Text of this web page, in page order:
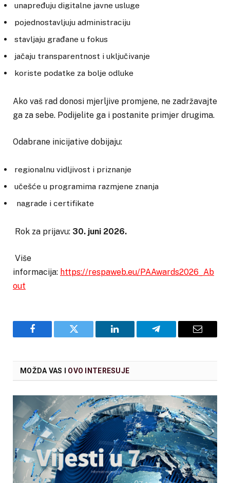
unapređuju digitalne javne usluge
pojednostavljuju administraciju
stavljaju građane u fokus
jačaju transparentnost i uključivanje
koriste podatke za bolje odluke
Ako vaš rad donosi mjerljive promjene, ne zadržavajte
ga za sebe. Podijelite ga i postanite primjer drugima.
Odabrane inicijative dobijaju:
regionalnu vidljivost i priznanje
učešće u programima razmjene znanja
nagrade i certifikate
Rok za prijavu: 30. juni 2026.
Više
informacija: https://respaweb.eu/PAAwards2026_Ab
out
Facebook Twitter LinkedIn Telegram Email
MOŽDA VAS I OVO INTERESUJE